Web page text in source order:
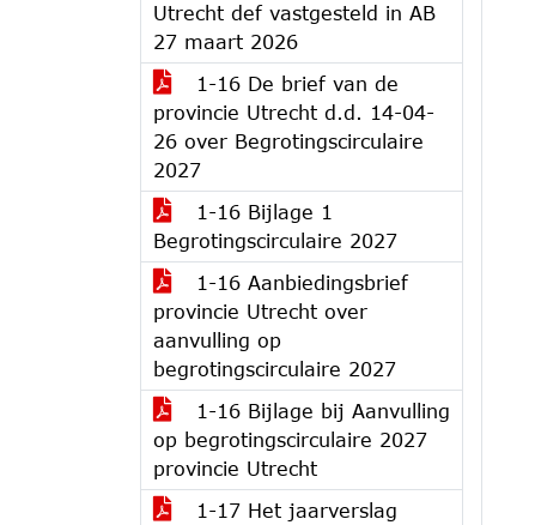
Utrecht def vastgesteld in AB
27 maart 2026
1-16 De brief van de
provincie Utrecht d.d. 14-04-
26 over Begrotingscirculaire
2027
1-16 Bijlage 1
Begrotingscirculaire 2027
1-16 Aanbiedingsbrief
provincie Utrecht over
aanvulling op
begrotingscirculaire 2027
1-16 Bijlage bij Aanvulling
op begrotingscirculaire 2027
provincie Utrecht
1-17 Het jaarverslag